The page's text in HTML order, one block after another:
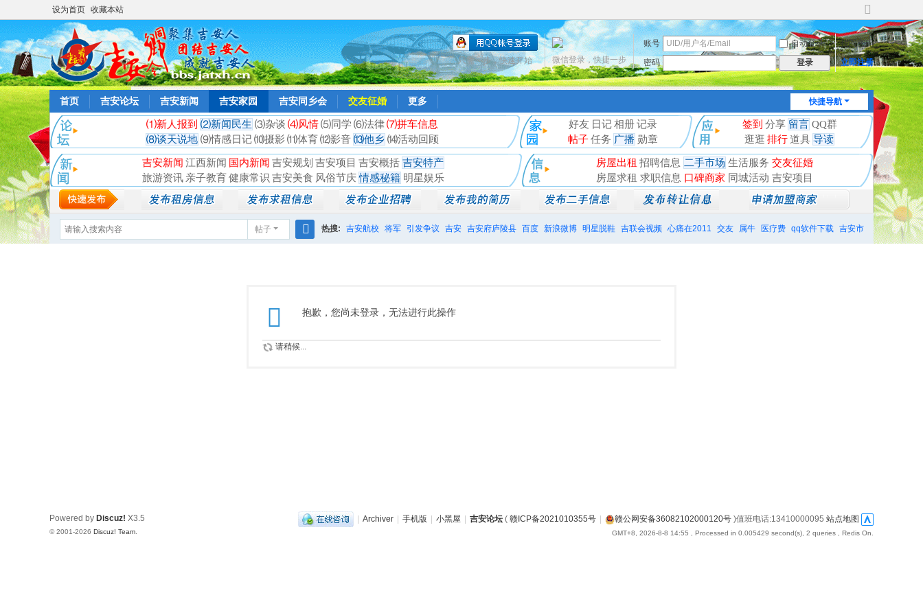
设为首页 收藏本站
切
换
到
宽
版
账号 自动登录
找回密码
密码
登录 立即注册
微信登录，快捷一步
只需一步，快速开始
快捷导航
首页 吉安论坛 吉安新闻 吉安家园 吉安同乡会 交友征婚 更多
⑴新人报到 ⑵新闻民生 ⑶杂谈 ⑷风情 ⑸同学 ⑹法律 ⑺拼车信息
⑻谈天说地 ⑼情感日记 ⑽摄影 ⑾体育 ⑿影音 ⒀他乡 ⒁活动回顾
好友 日记相册记录
帖子任务 广播 勋章
签到 分享 留言 QQ群
逛逛 排行道具 导读
吉安新闻 江西新闻 国内新闻 吉安规划 吉安项目 吉安概括 吉安特产
旅游资讯 亲子教育 健康常识 吉安美食 风俗节庆 情感秘籍 明星娱乐
房屋出租 招聘信息 二手市场 生活服务 交友征婚
房屋求租 求职信息 口碑商家 同城活动 吉安项目
帖子 热搜: 吉安航校 将军 引发争议 吉安 吉安府庐陵县 百度 新浪微博 明星脱鞋 吉联会视频 心痛在2011 交友 属牛 医疗费 qq软件下载 吉安市
抱歉，您尚未登录，无法进行此操作
请稍候...
| Archiver | 手机版 | 小黑屋 | 吉安论坛 ( 赣ICP备2021010355号 | 赣公网安备36082102000120号 )值班电话:13410000095 站点地图
GMT+8, 2026-8-8 14:55 , Processed in 0.005429 second(s), 2 queries , Redis On.
Powered by Discuz! X3.5
© 2001-2026 Discuz! Team